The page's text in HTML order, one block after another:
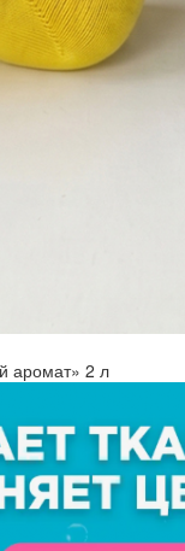
аромат» 2 л